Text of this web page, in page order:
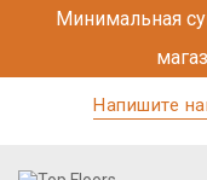
Минимальная
Напишите